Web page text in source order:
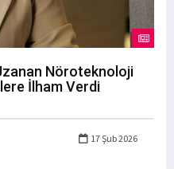
Nöroteknoloji
İlham Verdi
17 Şub 2026